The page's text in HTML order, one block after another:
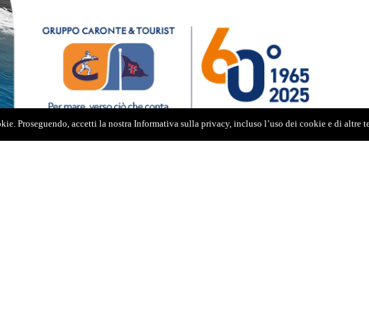
Proseguendo, accetti la nostra Informativa sulla privacy, incluso l’uso dei cookie e di altre